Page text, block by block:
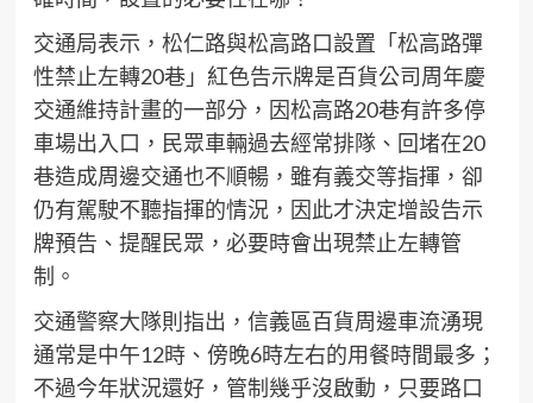
交通局表示，松仁路與松高路口設置「松高路彈
性禁止左轉20巷」紅色告示牌是百貨公司周年慶
交通維持計畫的一部分，因松高路20巷有許多停
車場出入口，民眾車輛過去經常排隊、回堵在20
巷造成周邊交通也不順暢，雖有義交等指揮，卻
仍有駕駛不聽指揮的情況，因此才決定增設告示
牌預告、提醒民眾，必要時會出現禁止左轉管
制。
交通警察大隊則指出，信義區百貨周邊車流湧現
通常是中午12時、傍晚6時左右的用餐時間最多；
不過今年狀況還好，管制幾乎沒啟動，只要路口